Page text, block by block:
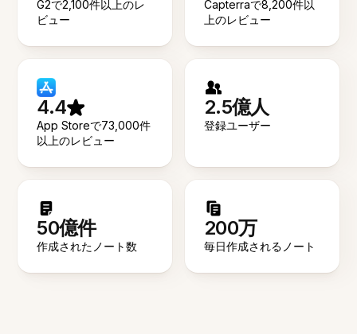
G2で2,100件以上のレ
ビュー
Capterraで8,200件以
上のレビュー
4.4
App Storeで73,000件
以上のレビュー
2.5億人
登録ユーザー
50億件
作成されたノート数
200万
毎日作成されるノート